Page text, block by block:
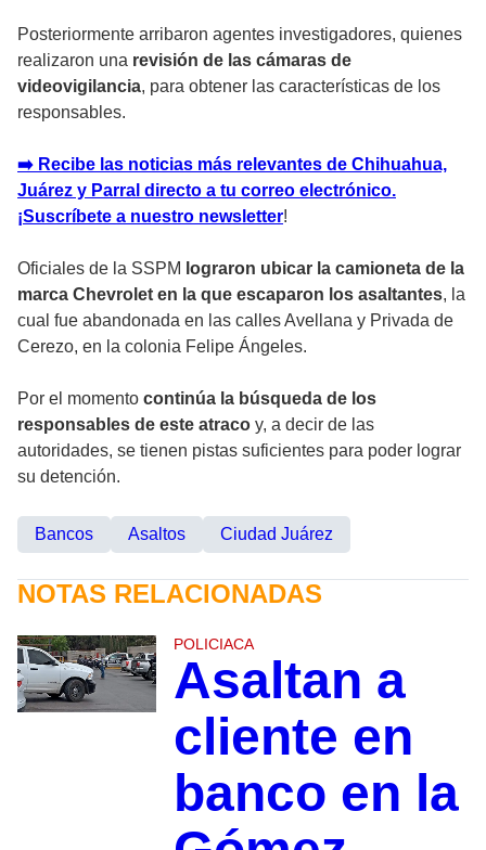
Posteriormente arribaron agentes investigadores, quienes
realizaron una revisión de las cámaras de
videovigilancia, para obtener las características de los
responsables.
➡️ Recibe las noticias más relevantes de Chihuahua,
Juárez y Parral directo a tu correo electrónico.
¡Suscríbete a nuestro newsletter!
Oficiales de la SSPM lograron ubicar la camioneta de la
marca Chevrolet en la que escaparon los asaltantes, la
cual fue abandonada en las calles Avellana y Privada de
Cerezo, en la colonia Felipe Ángeles.
Por el momento continúa la búsqueda de los
responsables de este atraco y, a decir de las
autoridades, se tienen pistas suficientes para poder lograr
su detención.
Bancos Asaltos Ciudad Juárez
NOTAS RELACIONADAS
POLICIACA
Asaltan a
cliente en
banco en la